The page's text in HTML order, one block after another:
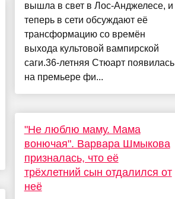
вышла в свет в Лос-Анджелесе, и
теперь в сети обсуждают её
трансформацию со времён
выхода культовой вампирской
саги.36-летняя Стюарт появилась
на премьере фи...
"Не люблю маму. Мама
вонючая". Варвара Шмыкова
призналась, что её
трёхлетний сын отдалился от
неё